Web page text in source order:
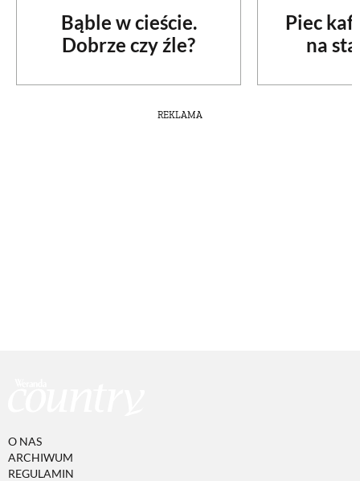
Bąble w cieście.
Dobrze czy źle?
Piec
na
REKLAMA
O NAS
ARCHIWUM
REGULAMIN